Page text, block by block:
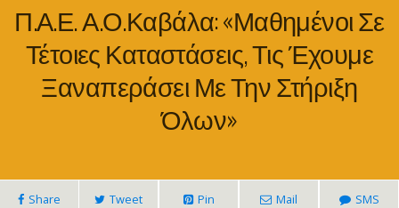
Π.Α.Ε. Α.Ο.Καβάλα: «Μαθημένοι Σε
Τέτοιες Καταστάσεις, Τις Έχουμε
Ξαναπεράσει Με Την Στήριξη
Όλων»
Share Tweet Pin Mail SMS